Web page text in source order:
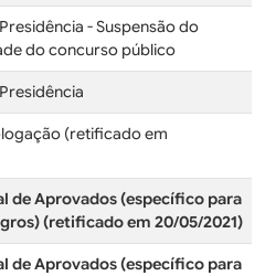
- Suspensão do
do concurso público
(retificado em
de Aprovados (específico para
(retificado em 20/05/2021)
de Aprovados (específico para